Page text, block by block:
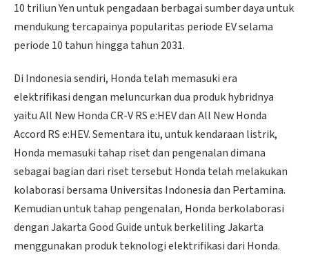
10 triliun Yen untuk pengadaan berbagai sumber daya untuk
mendukung tercapainya popularitas periode EV selama
periode 10 tahun hingga tahun 2031.
Di Indonesia sendiri, Honda telah memasuki era
elektrifikasi dengan meluncurkan dua produk hybridnya
yaitu All New Honda CR-V RS e:HEV dan All New Honda
Accord RS e:HEV. Sementara itu, untuk kendaraan listrik,
Honda memasuki tahap riset dan pengenalan dimana
sebagai bagian dari riset tersebut Honda telah melakukan
kolaborasi bersama Universitas Indonesia dan Pertamina.
Kemudian untuk tahap pengenalan, Honda berkolaborasi
dengan Jakarta Good Guide untuk berkeliling Jakarta
menggunakan produk teknologi elektrifikasi dari Honda.